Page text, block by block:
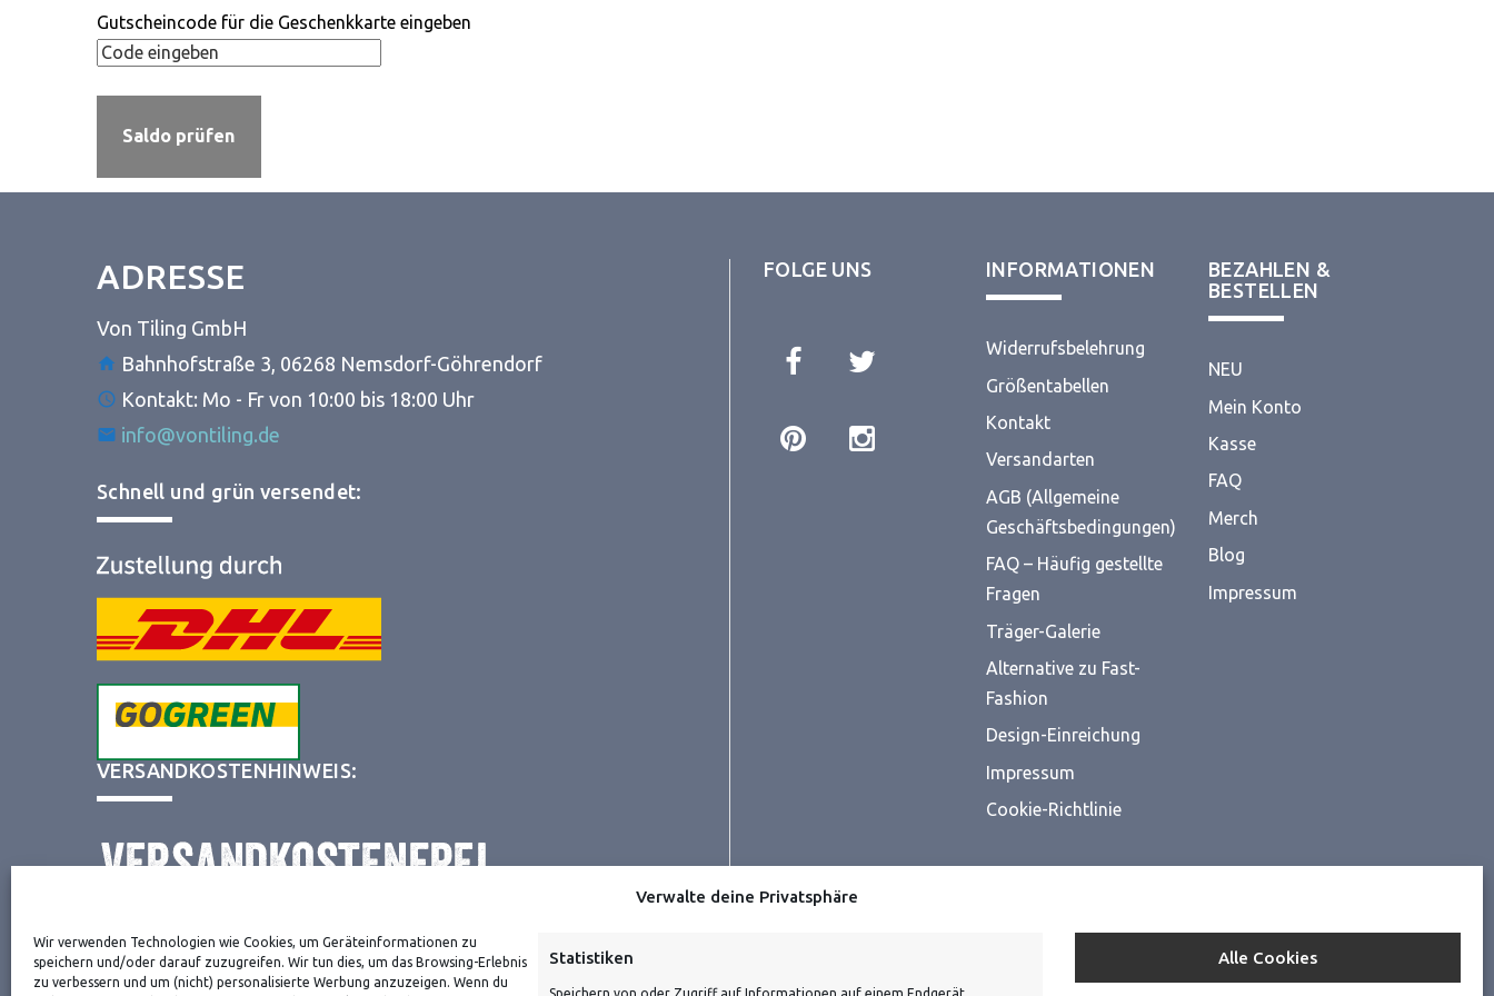
Verwalte deine Privatsphäre
Wir verwenden Technologien wie Cookies, um Geräteinformationen zu
speichern und/oder darauf zuzugreifen. Wir tun dies, um das Browsing-Erlebnis
zu verbessern und um (nicht) personalisierte Werbung anzuzeigen. Wenn du
Statistiken Alle Cookies
Gutscheincode für die Geschenkkarte eingeben
ADRESSE
Von Tiling GmbH
Bahnhofstraße 3, 06268 Nemsdorf-Göhrendorf
Kontakt: Mo - Fr von 10:00 bis 18:00 Uhr
info@vontiling.de
Schnell und grün versendet:
VERSANDKOSTENHINWEIS:
NEWSLETTER
FOLGE UNS INFORMATIONEN
Widerrufsbelehrung
Größentabellen
Kontakt
Versandarten
AGB (Allgemeine
Geschäftsbedingungen)
FAQ – Häufig gestellte
Fragen
Träger-Galerie
Alternative zu Fast-
Fashion
Design-Einreichung
Impressum
Cookie-Richtlinie
BEZAHLEN &
BESTELLEN
NEU
Mein Konto
Kasse
FAQ
Merch
Blog
Impressum